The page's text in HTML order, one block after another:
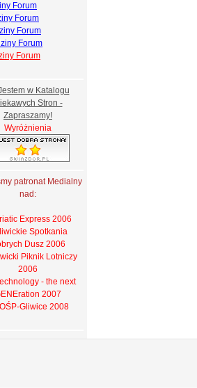
Forum
Forum
Forum
Forum
Forum
Wyróżnienia
patronat Medialny
nad:
Express 2006
Spotkania
Dusz 2006
Piknik Lotniczy
2006
- the next
2007
Gliwice 2008